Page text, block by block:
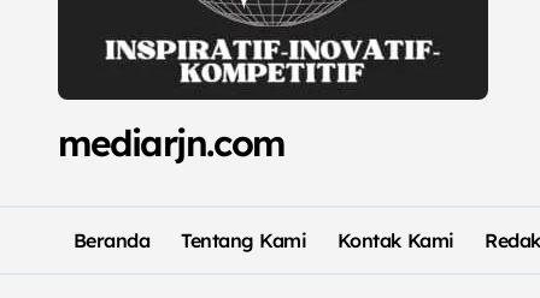
mediarjn.com
Beranda Tentang Kami Kontak Kami